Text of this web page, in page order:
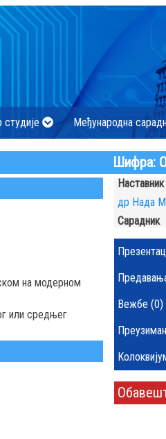
Међународна
Шифра:
на модерном
или средњег
Наставник
др Нада
Сарадник
Вежбе (0)